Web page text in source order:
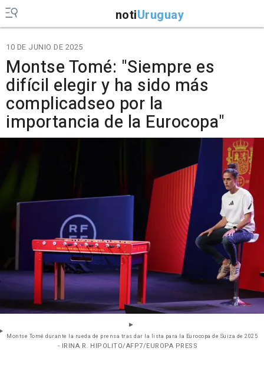
notiUruguay
10 DE JUNIO DE 2025
Montse Tomé: "Siempre es
difícil elegir y ha sido más
complicadseo por la
importancia de la Eurocopa"
Montse Tomé durante la rueda de prensa tras dar la lista para la Eurocopa de Suiza de 2025
- IRINA R. HIPOLITO/AFP7/EUROPA PRESS